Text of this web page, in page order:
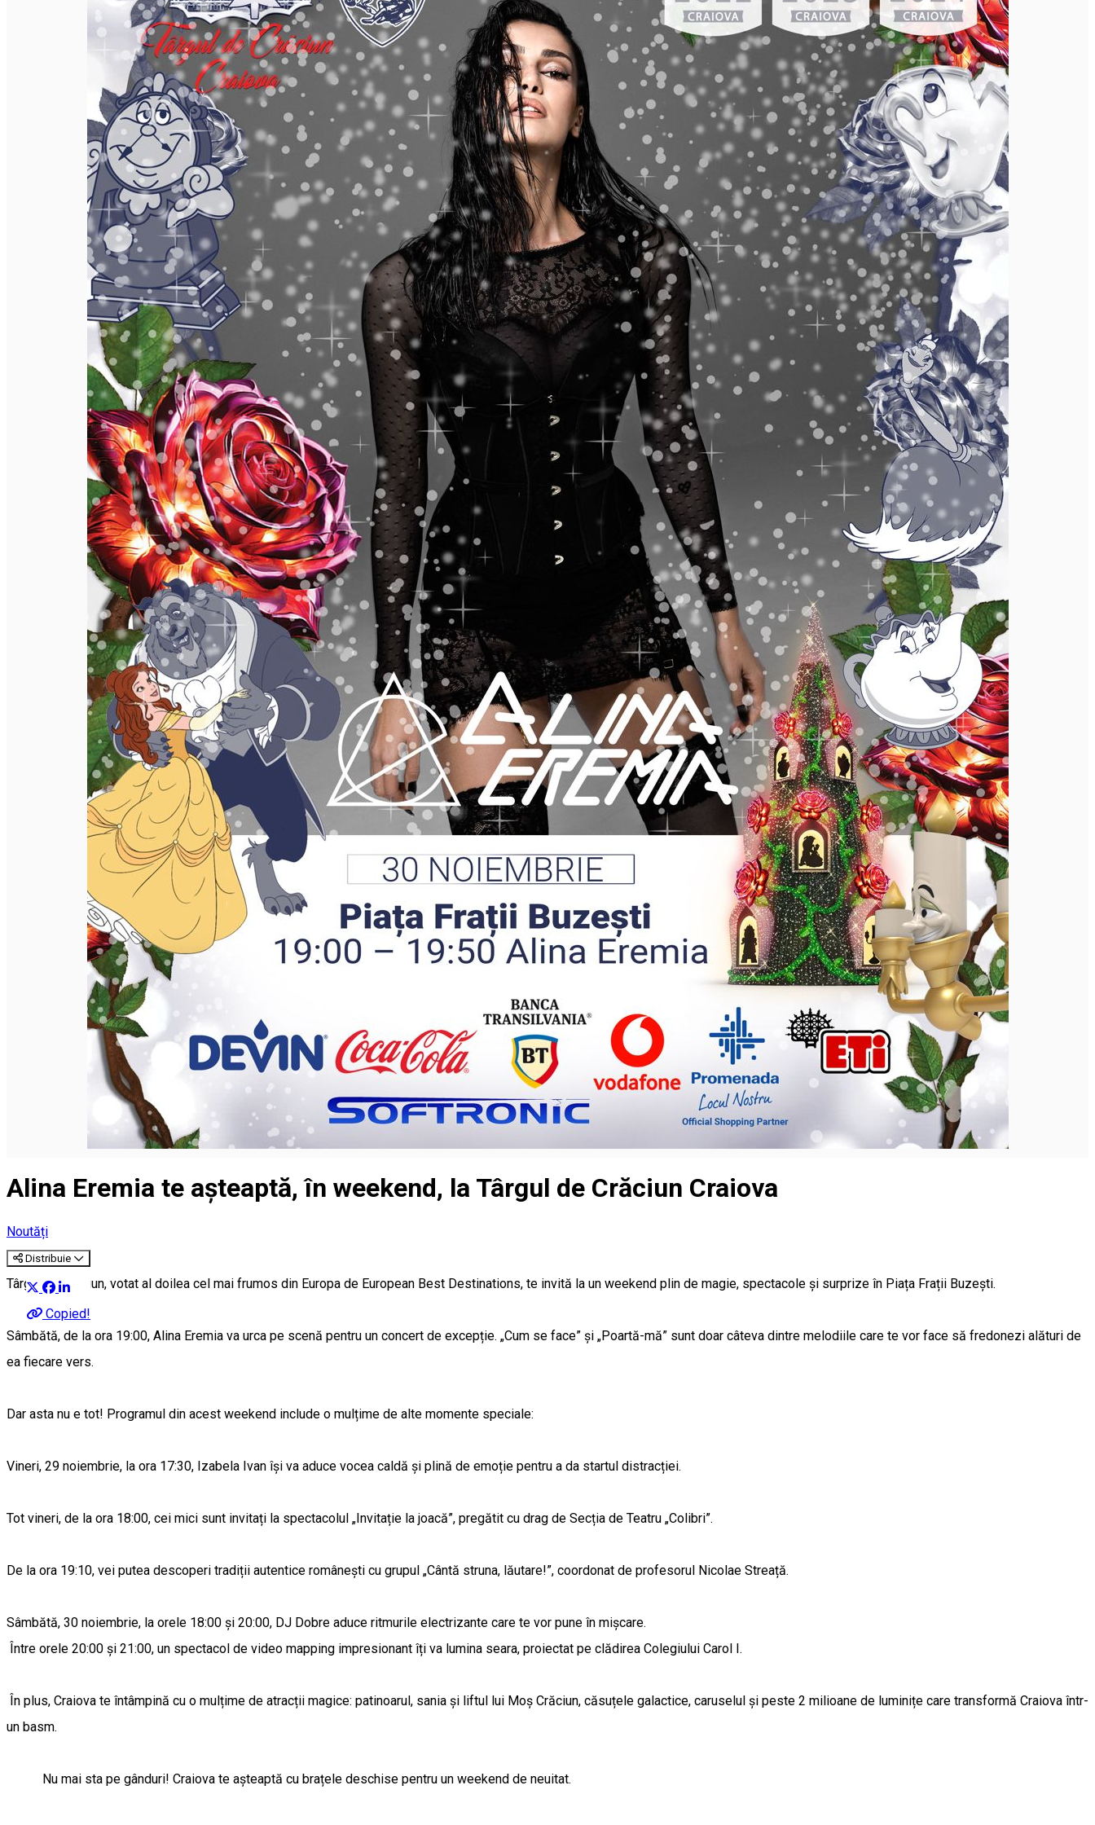
Închirieri auto
Închirieri biciclete
Încărcare vehicule electrice
Alina Eremia te așteaptă, în weekend, la Târgul de Crăciun Craiova
Noutăți
Distribuie
Copied!
Târgul de Crăciun, votat al doilea cel mai frumos din Europa de European Best Destinations, te invită la un weekend plin de magie, spectacole și surprize în Piața Frații Buzești.
Sâmbătă, de la ora 19:00, Alina Eremia va urca pe scenă pentru un concert de excepție. „Cum se face” și „Poartă-mă” sunt doar câteva dintre melodiile care te vor face să fredonezi alături de
ea fiecare vers.
Dar asta nu e tot! Programul din acest weekend include o mulțime de alte momente speciale:
Vineri, 29 noiembrie, la ora 17:30, Izabela Ivan își va aduce vocea caldă și plină de emoție pentru a da startul distracției.
Tot vineri, de la ora 18:00, cei mici sunt invitați la spectacolul „Invitație la joacă”, pregătit cu drag de Secția de Teatru „Colibri”.
De la ora 19:10, vei putea descoperi tradiții autentice românești cu grupul „Cântă struna, lăutare!”, coordonat de profesorul Nicolae Streață.
Sâmbătă, 30 noiembrie, la orele 18:00 și 20:00, DJ Dobre aduce ritmurile electrizante care te vor pune în mișcare.
Între orele 20:00 și 21:00, un spectacol de video mapping impresionant îți va lumina seara, proiectat pe clădirea Colegiului Carol I.
În plus, Craiova te întâmpină cu o mulțime de atracții magice: patinoarul, sania și liftul lui Moș Crăciun, căsuțele galactice, caruselul și peste 2 milioane de luminițe care transformă Craiova într-
un basm.
Nu mai sta pe gânduri! Craiova te așteaptă cu brațele deschise pentru un weekend de neuitat.